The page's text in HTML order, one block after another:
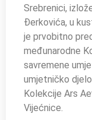
Srebrenici,
Đerkovića, u
je prvobitno
međunarodne
savremene
umjetničko
Kolekcije Ars
Vijećnice.